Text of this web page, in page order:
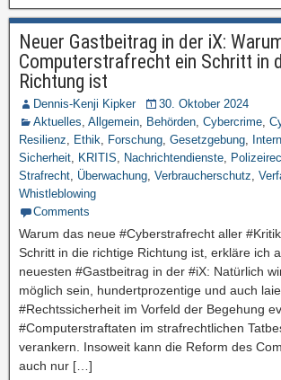
Neuer Gastbeitrag in der iX:
Computerstrafrecht ein Schritt in
Richtung ist
Dennis-Kenji Kipker
30. Oktober 2024
Aktuelles, Allgemein, Behörden, Cybercrime,
Resilienz, Ethik, Forschung, Gesetzgebung,
Sicherheit, KRITIS, Nachrichtendienste,
Strafrecht, Überwachung, Verbraucherschutz,
Whistleblowing
Comments
Warum das neue #Cyberstrafrecht aller
Schritt in die richtige Richtung ist, erkläre ich
neuesten #Gastbeitrag in der #iX: Natürlich
möglich sein, hundertprozentige und auch
#Rechtssicherheit im Vorfeld der Begehung
#Computerstraftaten im strafrechtlichen
verankern. Insoweit kann die Reform des
auch nur […]